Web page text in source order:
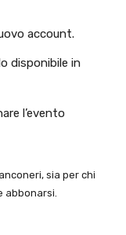
account.
disponibile in
l’evento
sia per chi
abbonarsi.